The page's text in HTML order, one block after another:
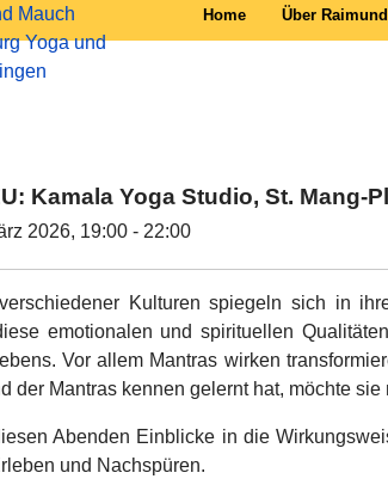
Home Über
Kamala Yoga Studio, St. Mang-
2026, 19:00 - 22:00
Kulturen spiegeln sich in
emotionalen und spirituellen
Vor allem Mantras wirken
der Mantras kennen gelernt hat, möchte sie
Abenden Einblicke in die
und Nachspüren.